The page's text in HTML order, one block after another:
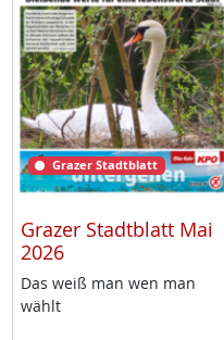
Grazer Stadtblatt
Grazer Stadtblatt Mai
2026
Das weiß man wen man
wählt